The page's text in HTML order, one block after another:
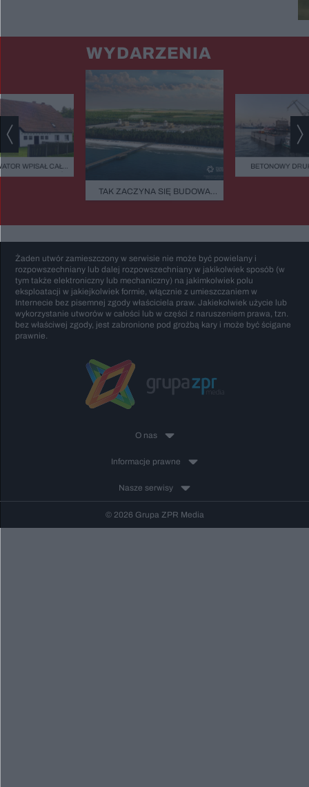
WYDARZENIA
WPISAŁ CAŁĄ
ZABYTKÓW.
TAK ZACZYNA SIĘ BUDOWA
STULECIA. NA POMORZU
ATOMU
BETONOWY
BAŁTYKU. TA
Żaden utwór zamieszczony w serwisie nie może być powielany i
rozpowszechniany lub dalej rozpowszechniany w jakikolwiek sposób (w
tym także elektroniczny lub mechaniczny) na jakimkolwiek polu
eksploatacji w jakiejkolwiek formie, włącznie z umieszczaniem w
Internecie bez pisemnej zgody właściciela praw. Jakiekolwiek użycie lub
wykorzystanie utworów w całości lub w części z naruszeniem prawa, tzn.
bez właściwej zgody, jest zabronione pod groźbą kary i może być ścigane
prawnie.
O nas
Informacje prawne
Nasze serwisy
© 2026 Grupa ZPR Media